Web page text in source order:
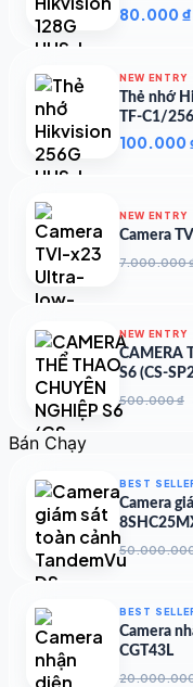
80.000₫
NEW ENTRY
Thẻ nhớ
TF-C1/
100.000
NEW ENTRY
Camera
7.000.000
NEW ENTRY
CAMERA
S6 (CS-
500.000₫
Bán Chạy
BEST
Camera
BEST
Camera
CGT43L